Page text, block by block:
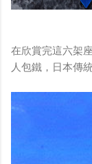
在欣賞完這六架
人包鐵，日本傳